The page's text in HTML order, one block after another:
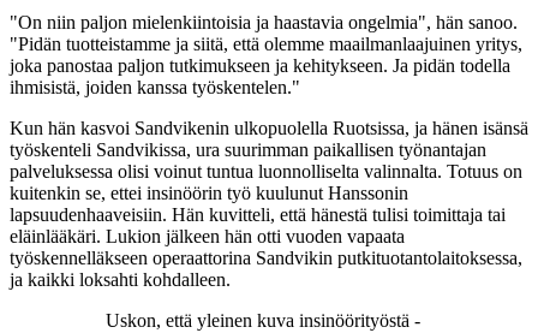
"On niin paljon mielenkiintoisia ja haastavia ongelmia", hän sanoo.
"Pidän tuotteistamme ja siitä, että olemme maailmanlaajuinen yritys,
joka panostaa paljon tutkimukseen ja kehitykseen. Ja pidän todella
ihmisistä, joiden kanssa työskentelen."
Kun hän kasvoi Sandvikenin ulkopuolella Ruotsissa, ja hänen isänsä
työskenteli Sandvikissa, ura suurimman paikallisen työnantajan
palveluksessa olisi voinut tuntua luonnolliselta valinnalta. Totuus on
kuitenkin se, ettei insinöörin työ kuulunut Hanssonin
lapsuudenhaaveisiin. Hän kuvitteli, että hänestä tulisi toimittaja tai
eläinlääkäri. Lukion jälkeen hän otti vuoden vapaata
työskennelläkseen operaattorina Sandvikin putkituotantolaitoksessa,
ja kaikki loksahti kohdalleen.
Uskon, että yleinen kuva insinöörityöstä -